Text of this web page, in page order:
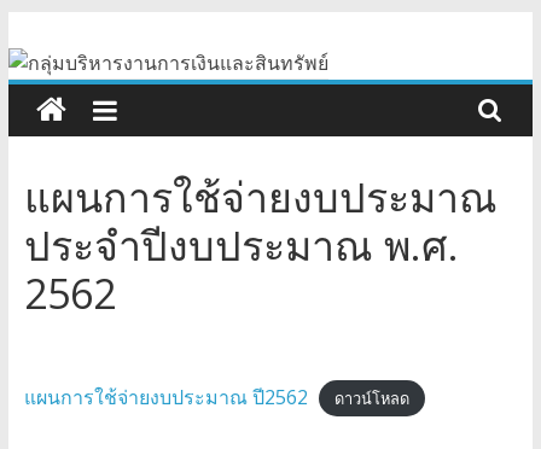
to
content
กลุ่ม
บริหาร
งานการ
เงิน
และ
สินทรัพย์
แผนการใช้จ่ายงบประมาณ
ประจำปีงบประมาณ พ.ศ.
2562
แผนการใช้จ่ายงบประมาณ ปี2562 ดาวน์โหลด